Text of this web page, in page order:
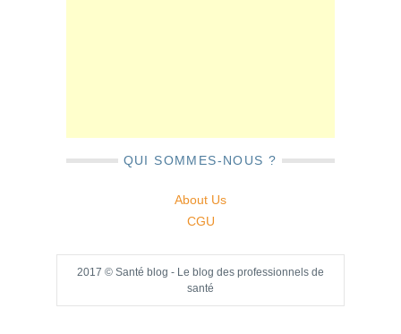
QUI SOMMES-NOUS ?
About Us
CGU
2017 © Santé blog - Le blog des professionnels de
santé